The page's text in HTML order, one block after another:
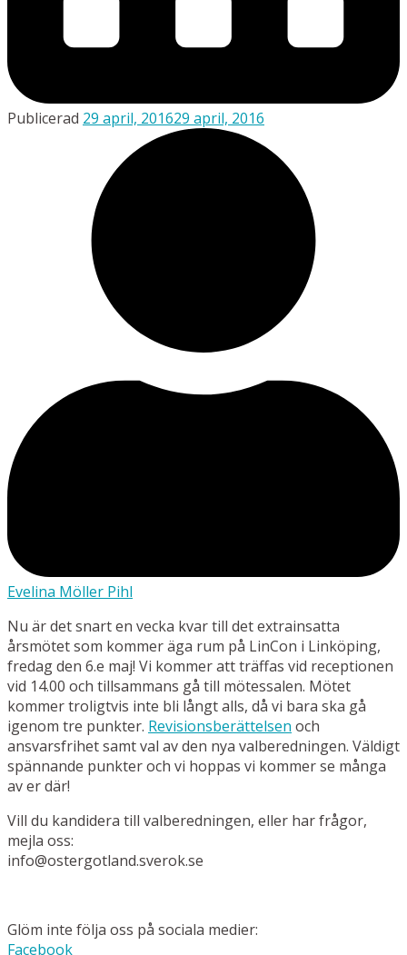
Publicerad 29 april, 201629 april, 2016
Evelina Möller Pihl
Nu är det snart en vecka kvar till det extrainsatta
årsmötet som kommer äga rum på LinCon i Linköping,
fredag den 6.e maj! Vi kommer att träffas vid receptionen
vid 14.00 och tillsammans gå till mötessalen. Mötet
kommer troligtvis inte bli långt alls, då vi bara ska gå
igenom tre punkter. Revisionsberättelsen och
ansvarsfrihet samt val av den nya valberedningen. Väldigt
spännande punkter och vi hoppas vi kommer se många
av er där!
Vill du kandidera till valberedningen, eller har frågor,
mejla oss:
info@ostergotland.sverok.se
Glöm inte följa oss på sociala medier:
Facebook